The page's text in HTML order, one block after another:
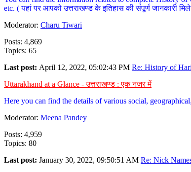
etc. ( यहां पर आपको उत्तराखण्ड के इतिहास की संपूर्ण जानकारी
Moderator: Charu Tiwari
Posts: 4,869
Topics: 65
Last post: April 12, 2022, 05:02:43 PM Re: History of
Uttarakhand at a Glance - उत्तराखण्ड : एक नजर में
Here you can find the details of various social,
Moderator: Meena Pandey
Posts: 4,959
Topics: 80
Last post: January 30, 2022, 09:50:51 AM Re: Nick